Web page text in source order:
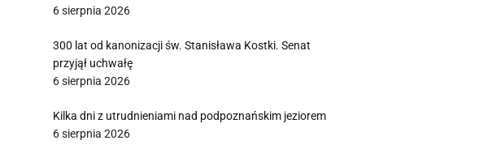
6 sierpnia 2026
300 lat od kanonizacji św. Stanisława Kostki. Senat
przyjął uchwałę
6 sierpnia 2026
Kilka dni z utrudnieniami nad podpoznańskim jeziorem
6 sierpnia 2026